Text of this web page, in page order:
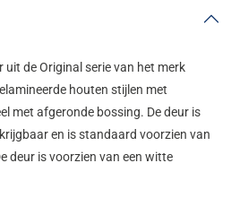
uit de Original serie van het merk
houten stijlen met
met afgeronde bossing. De deur is
en is standaard voorzien van
deur is voorzien van een witte